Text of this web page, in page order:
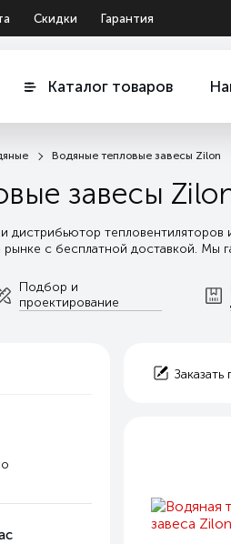
Скидки
Гарантия
Каталог товаров
Водяные тепловые завесы Zilon
завесы
тепловентиляторов
с бесплатной доставкой. Мы
Подбор и
проектирование